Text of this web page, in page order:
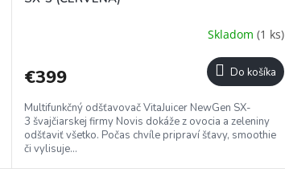
A
R
M
O
Skladom (1 ks)
€399 Do košíka
Multifunkčný odšťavovač VitaJuicer NewGen SX-
3 švajčiarskej firmy Novis dokáže z ovocia a zeleniny
odšťaviť všetko. Počas chvíle pripraví šťavy, smoothie
či vylisuje...